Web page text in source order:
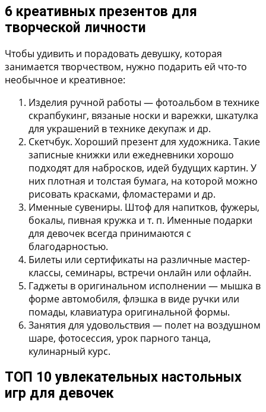
6 креативных презентов для
творческой личности
Чтобы удивить и порадовать девушку, которая
занимается творчеством, нужно подарить ей что-то
необычное и креативное:
Изделия ручной работы — фотоальбом в технике
скрапбукинг, вязаные носки и варежки, шкатулка
для украшений в технике декупаж и др.
Скетчбук. Хороший презент для художника. Такие
записные книжки или ежедневники хорошо
подходят для набросков, идей будущих картин. У
них плотная и толстая бумага, на которой можно
рисовать красками, фломастерами и др.
Именные сувениры. Штоф для напитков, фужеры,
бокалы, пивная кружка и т. п. Именные подарки
для девочек всегда принимаются с
благодарностью.
Билеты или сертификаты на различные мастер-
классы, семинары, встречи онлайн или офлайн.
Гаджеты в оригинальном исполнении — мышка в
форме автомобиля, флэшка в виде ручки или
помады, клавиатура оригинальной формы.
Занятия для удовольствия — полет на воздушном
шаре, фотосессия, урок парного танца,
кулинарный курс.
ТОП 10 увлекательных настольных
игр для девочек